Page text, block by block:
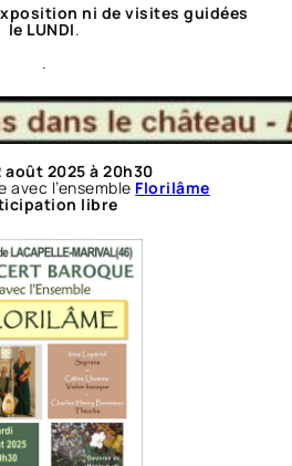
ni de visites guidées
le LUNDI.
.
août 2025 à 20h30
avec l’ensemble Florilâme
libre